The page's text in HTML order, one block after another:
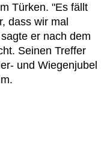
Türken. "Es fällt
dass wir mal
er nach dem
Seinen Treffer
und Wiegenjubel